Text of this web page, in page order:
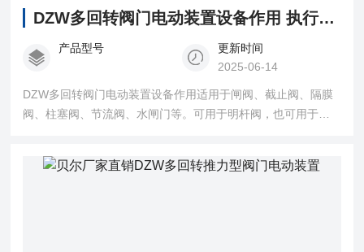
DZW多回转阀门电动装置设备作用 执行机构
产品型号
更新时间
2025-06-14
DZW多回转阀门电动装置设备作用适用于闸阀、截止阀、隔膜
阀、柱塞阀、节流阀、水闸门等。可用于明杆阀，也可用于暗